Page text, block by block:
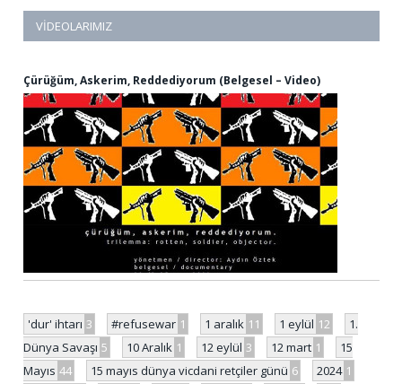
VIDEOLARIMIZ
Çürüğüm, Askerim, Reddediyorum (Belgesel – Video)
'dur' ihtarı 3 #refusewar 1 1 aralık 11 1 eylül 12
1.
Dünya Savaşı 5 10 Aralık 1 12 eylül 3 12 mart 1
15
Mayıs 44 15 mayıs dünya vicdani retçiler günü 6 2024 1